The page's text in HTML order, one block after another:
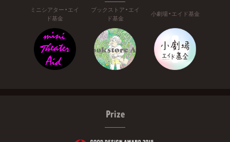
ミニシアター・エイ
ド基金
ブックストア・エイ
ド基金
小劇場・エイド基金
Prize